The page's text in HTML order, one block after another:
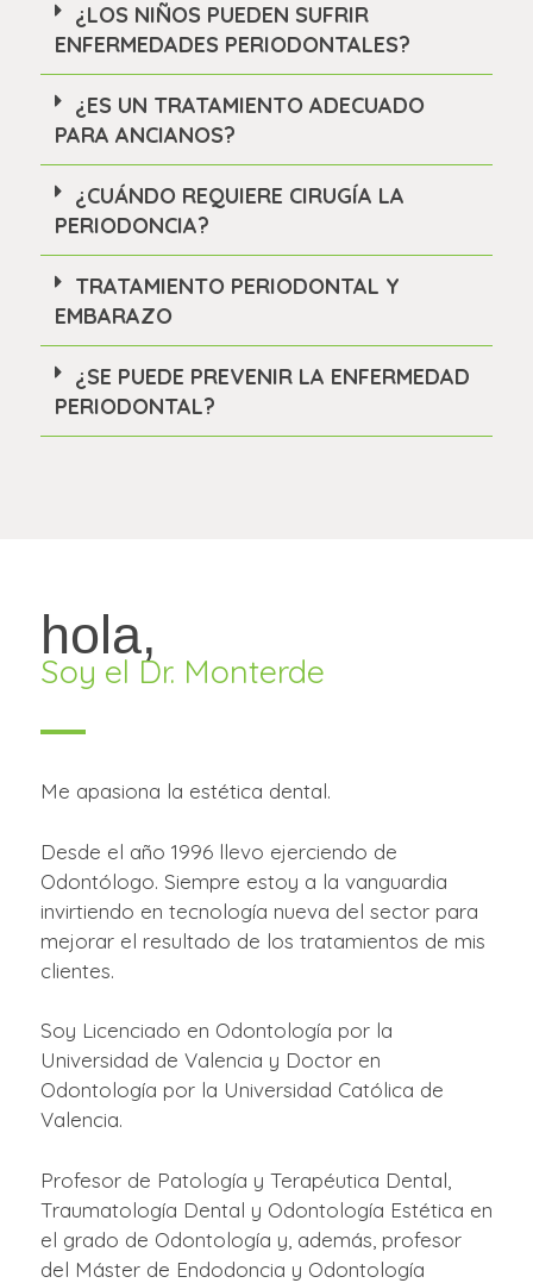
¿LOS NIÑOS PUEDEN SUFRIR
ENFERMEDADES PERIODONTALES?
¿ES UN TRATAMIENTO ADECUADO
PARA ANCIANOS?
¿CUÁNDO REQUIERE CIRUGÍA LA
PERIODONCIA?
TRATAMIENTO PERIODONTAL Y
EMBARAZO
¿SE PUEDE PREVENIR LA ENFERMEDAD
PERIODONTAL?
hola,
Soy el Dr. Monterde
Me apasiona la estética dental.
Desde el año 1996 llevo ejerciendo de
Odontólogo. Siempre estoy a la vanguardia
invirtiendo en tecnología nueva del sector para
mejorar el resultado de los tratamientos de mis
clientes.
Soy Licenciado en Odontología por la
Universidad de Valencia y Doctor en
Odontología por la Universidad Católica de
Valencia.
Profesor de Patología y Terapéutica Dental,
Traumatología Dental y Odontología Estética en
el grado de Odontología y, además, profesor
del Máster de Endodoncia y Odontología